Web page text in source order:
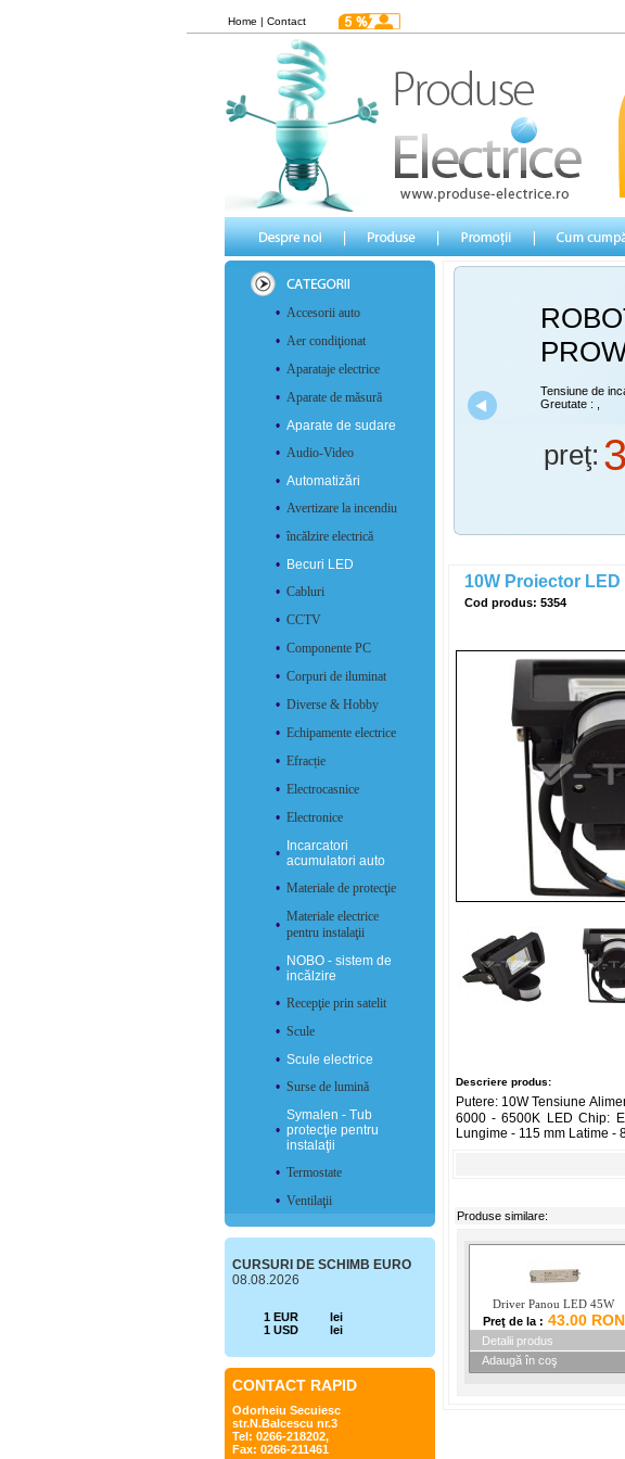
Home | Contact
• Accesorii auto
• Aer condiţionat
• Aparataje electrice
• Aparate de măsură
• Aparate de sudare
• Audio-Video
• Automatizări
• Avertizare la incendiu
• încălzire electrică
•
Becuri LED
• Cabluri
• CCTV
• Componente PC
• Corpuri de iluminat
• Diverse & Hobby
• Echipamente electrice
• Efracție
• Electrocasnice
• Electronice
•
Incarcatori
acumulatori auto
• Materiale de protecţie
•
Materiale electrice
pentru instalaţii
•
NOBO - sistem de
incălzire
• Recepţie prin satelit
• Scule
• Scule electrice
• Surse de lumină
•
Symalen - Tub
protecţie pentru
instalaţii
• Termostate
• Ventilaţii
CURSURI DE SCHIMB EURO
08.08.2026
1 EUR
lei
1 USD
lei
CONTACT RAPID
Odorheiu Secuiesc
str.N.Balcescu nr.3
Tel: 0266-218202,
Fax: 0266-211461
Tensiune de
Greutate :
preţ:
10W Proiector
Cod produs: 5354
Descriere produs:
Putere: 10W Tensiune
6000 - 6500K LED Chip:
Lungime - 115 mm Latime -
Produse similare:
Driver Panou LED 45W
Preţ de la : 43.00 RON
Detalii produs
Adaugă în coş